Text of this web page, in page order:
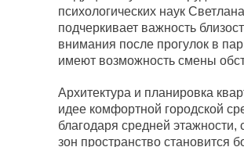
психологических наук
подчеркивает важность
внимания после прогулок в
имеют возможность смены
Архитектура и планировка
идее комфортной городской
благодаря средней
зон пространство